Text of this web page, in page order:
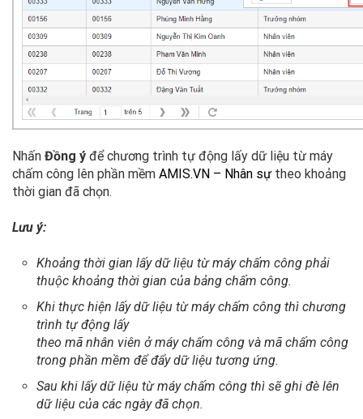
Nhấn Đồng ý để chương trình tự động lấy dữ liệu từ máy
chấm công lên phần mềm AMIS.VN – Nhân sự theo khoảng
thời gian đã chọn.
Lưu ý:
Khoảng thời gian lấy dữ liệu từ máy chấm công phải
thuộc khoảng thời gian của bảng chấm công.
Khi thực hiện lấy dữ liệu từ máy chấm công thì chương
trình tự động lấy
theo mã nhân viên ở máy chấm công và mã chấm công
trong phần mềm để đẩy dữ liệu tương ứng.
Sau khi lấy dữ liệu từ máy chấm công thì sẽ ghi đè lên
dữ liệu của các ngày đã chọn.